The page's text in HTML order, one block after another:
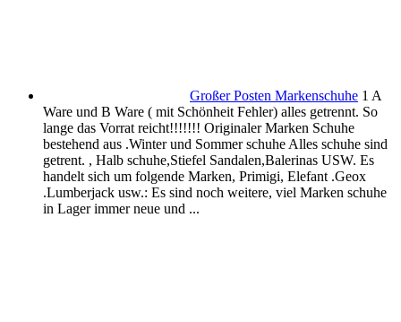
Großer Posten Markenschuhe 1 A
Ware und B Ware ( mit Schönheit Fehler) alles getrennt. So
lange das Vorrat reicht!!!!!!! Originaler Marken Schuhe
bestehend aus .Winter und Sommer schuhe Alles schuhe sind
getrent. , Halb schuhe,Stiefel Sandalen,Balerinas USW. Es
handelt sich um folgende Marken, Primigi, Elefant .Geox
.Lumberjack usw.: Es sind noch weitere, viel Marken schuhe
in Lager immer neue und ...